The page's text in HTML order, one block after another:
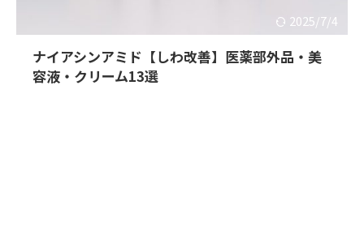
2025/7/4
ナイアシンアミド【しわ改善】医薬部外品・美
容液・クリーム13選